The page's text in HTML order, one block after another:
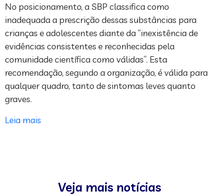
No posicionamento, a SBP classifica como
inadequada a prescrição dessas substâncias para
crianças e adolescentes diante da “inexistência de
evidências consistentes e reconhecidas pela
comunidade científica como válidas”. Esta
recomendação, segundo a organização, é válida para
qualquer quadro, tanto de sintomas leves quanto
graves.
Leia mais
Veja mais notícias